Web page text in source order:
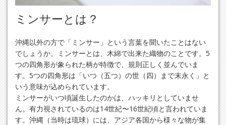
ミンサーとは？
沖縄以外の方で「ミンサー」という言葉を聞いたことはない
でしょうか。ミンサーとは、木綿で出来た織物のことです。5
つの四角形が象られた柄が特徴で、規則正しく並んでいま
す。5つの四角形は「いつ（五つ）の世（四）まで末永く」と
いう意味が込められています。
ミンサーがいつ頃誕生したのかは、ハッキリとしていませ
ん。有力視されているのは14世紀〜16世紀頃と言われていま
す。沖縄（当時は琉球）には、アジア各国から様々な物が集